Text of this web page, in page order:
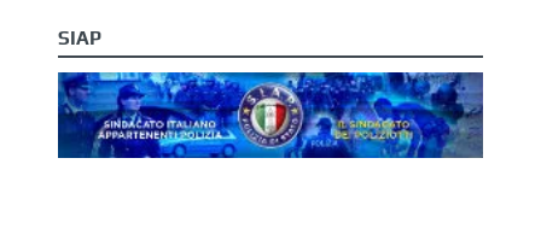
SIAP